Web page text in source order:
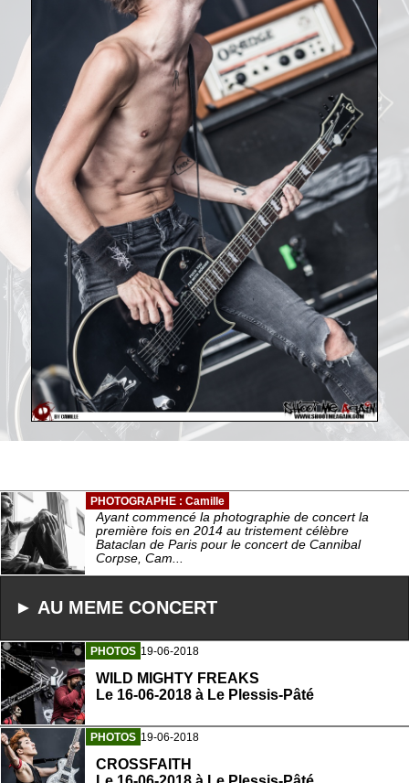
PHOTOGRAPHE : Camille
Ayant commencé la photographie de concert la
première fois en 2014 au tristement célèbre
Bataclan de Paris pour le concert de Cannibal
Corpse, Cam...
► AU MEME CONCERT
PHOTOS 19-06-2018
WILD MIGHTY FREAKS
Le 16-06-2018 à Le Plessis-Pâté
PHOTOS 19-06-2018
CROSSFAITH